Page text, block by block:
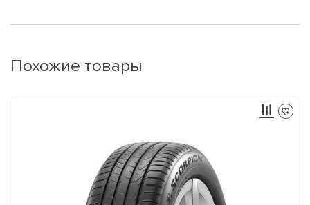
Похожие товары